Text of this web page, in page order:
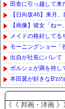
田舎に引っ越して来
【日向坂46】来月
【画像】彼女「ね
メイドの格好してる
モーニングショー「
出自が社長にバレて
ポルシェが満を持し
本田翼が好きなB'z
Powered by livedoor 相互
《《 邦画・洋画 》